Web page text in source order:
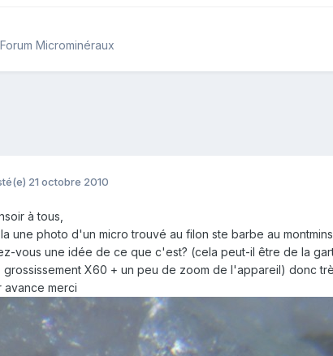
Forum Microminéraux
21 octobre 2010
à tous,
une photo d'un micro trouvé au filon ste barbe au montmins
vous une idée de ce que c'est? (cela peut-il être de la
grossissement X60 + un peu de zoom de l'appareil) donc
avance merci